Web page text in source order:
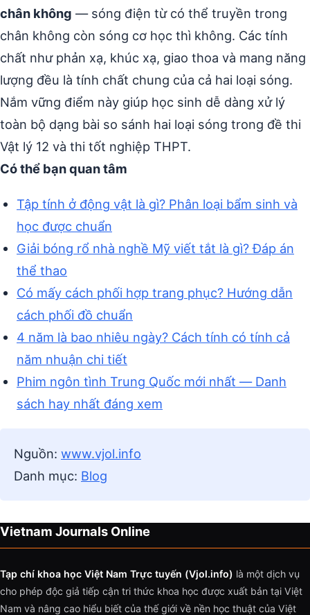
chân không — sóng điện từ có thể truyền trong
chân không còn sóng cơ học thì không. Các tính
chất như phản xạ, khúc xạ, giao thoa và mang năng
lượng đều là tính chất chung của cả hai loại sóng.
Nắm vững điểm này giúp học sinh dễ dàng xử lý
toàn bộ dạng bài so sánh hai loại sóng trong đề thi
Vật lý 12 và thi tốt nghiệp THPT.
Có thể bạn quan tâm
Tập tính ở động vật là gì? Phân loại bẩm sinh và
học được chuẩn
Giải bóng rổ nhà nghề Mỹ viết tắt là gì? Đáp án
thể thao
Có mấy cách phối hợp trang phục? Hướng dẫn
cách phối đồ chuẩn
4 năm là bao nhiêu ngày? Cách tính có tính cả
năm nhuận chi tiết
Phim ngôn tình Trung Quốc mới nhất — Danh
sách hay nhất đáng xem
Nguồn: www.vjol.info
Danh mục: Blog
Vietnam Journals Online
Tạp chí khoa học Việt Nam Trực tuyến (Vjol.info) là một dịch vụ
cho phép độc giả tiếp cận tri thức khoa học được xuất bản tại Việt
Nam và nâng cao hiểu biết của thế giới về nền học thuật của Việt